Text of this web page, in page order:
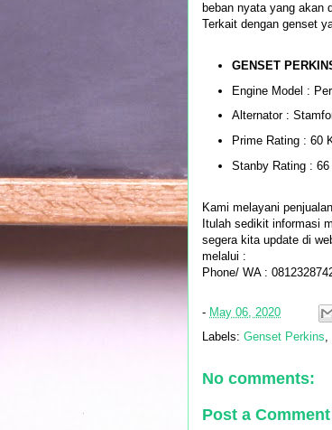
beban nyata yang akan
Terkait dengan genset
GENSET
Engine Model :
Alternator :
Prime Rating : 60
Stanby Rating : 66
Kami melayani
Itulah sedikit informasi
segera kita update di
melalui :
Phone/ WA :
- May 06, 2020
Labels: Genset Perkins
No comments:
Post a Comment